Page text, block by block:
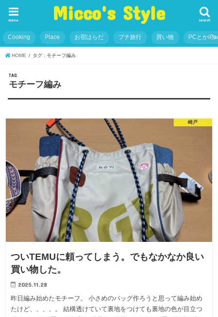
Micco's Style search
menu
Cooking Place お宿はらだ プチ旅行 買い物 PCとか
HOME タグ : モチーフ編み
TAG
モチーフ編み
崎戸
ついTEMUに頼ってしまう。でもなかなか良い
買い物した。
2025.11.28
昨日編み始めたモチーフ。 小さめのバッグ作ろうと思って編み始め
たけど、、、、。 結構透けていて裏地をつけても裏地の色が目立つ